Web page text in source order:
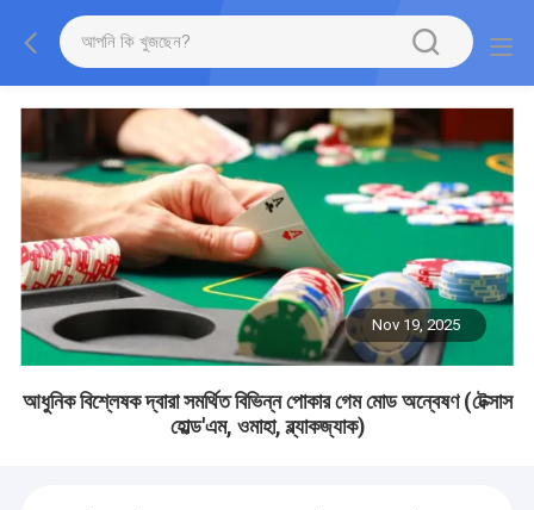
Nov 19, 2025
আধুনিক বিশ্লেষক দ্বারা সমর্থিত বিভিন্ন পোকার গেম মোড অন্বেষণ (টেক্সাস
হোল্ড'এম, ওমাহা, ব্ল্যাকজ্যাক)